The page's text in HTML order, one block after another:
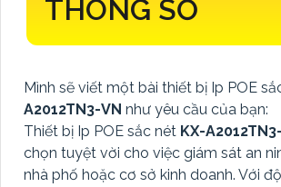
THÔNG SỐ
Mình sẽ viết một bài thiết bị Ip POE
A2012TN3-VN như yêu cầu của bạn:
Thiết bị Ip POE sắc nét KX-
chọn tuyệt vời cho việc giám sát an
nhà phố hoặc cơ sở kinh doanh. Với